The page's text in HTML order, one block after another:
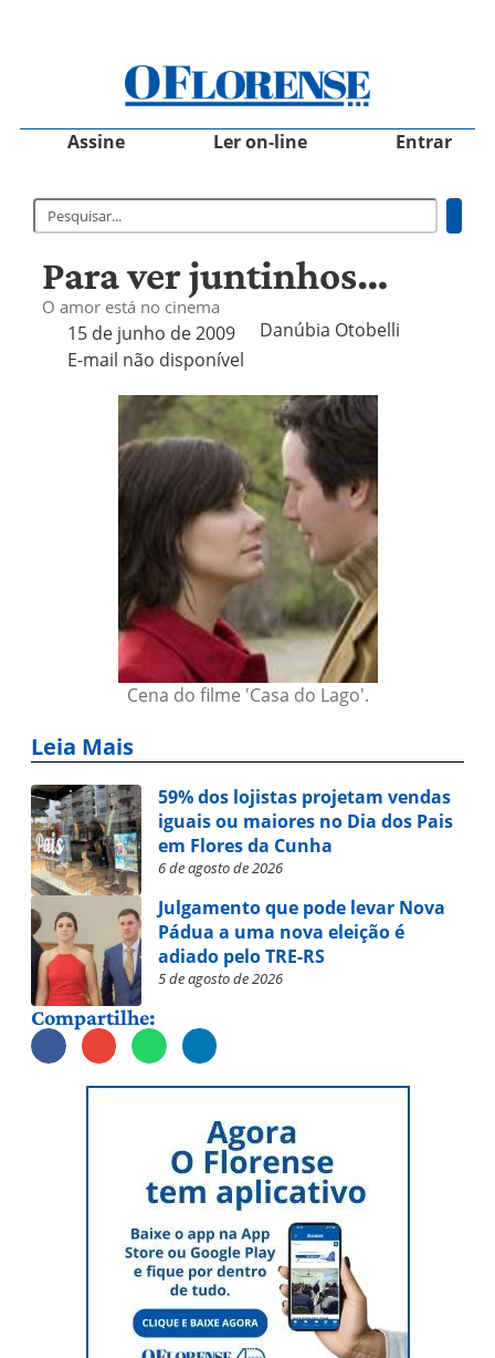
Assine Ler on-line Entrar
Para ver juntinhos…
O amor está no cinema
15 de junho de 2009
Danúbia Otobelli 
E-mail não disponível
Cena do filme 'Casa do Lago'.
Leia Mais
59% dos lojistas projetam vendas
iguais ou maiores no Dia dos Pais
em Flores da Cunha
6 de agosto de 2026
Julgamento que pode levar Nova
Pádua a uma nova eleição é
adiado pelo TRE-RS
5 de agosto de 2026
Compartilhe: